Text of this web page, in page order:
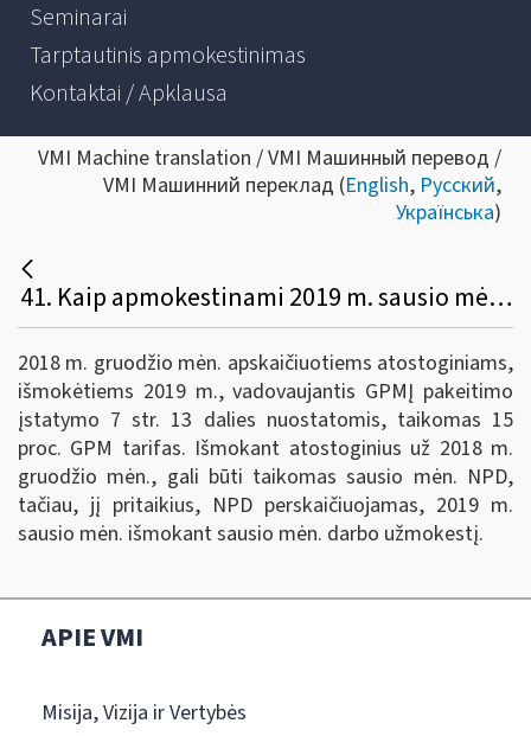
Seminarai
Tarptautinis apmokestinimas
Kontaktai / Apklausa
VMI Machine translation / VMI Машинный перевод /
VMI Машинний переклад (English, Русский,
Українська)
41. Kaip apmokestinami 2019 m. sausio mėn. išmokėti atostoginiai už 2018 m. gruodžio mėn. (pvz., 2018 m. gruodžio 20-31 d.)? Koks NPD taikomas?
2018 m. gruodžio mėn. apskaičiuotiems atostoginiams,
išmokėtiems 2019 m., vadovaujantis GPMĮ pakeitimo
įstatymo 7 str. 13 dalies nuostatomis, taikomas 15
proc. GPM tarifas. Išmokant atostoginius už 2018 m.
gruodžio mėn., gali būti taikomas sausio mėn. NPD,
tačiau, jį pritaikius, NPD perskaičiuojamas, 2019 m.
sausio mėn. išmokant sausio mėn. darbo užmokestį.
APIE VMI
Misija, Vizija ir Vertybės